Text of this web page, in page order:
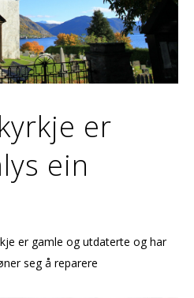
er
ein
er gamle og utdaterte og har
seg å reparere